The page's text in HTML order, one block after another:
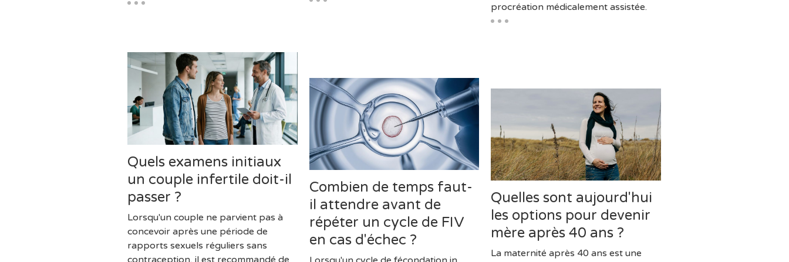
procréation médicalement assistée.
Quels examens initiaux
un couple infertile doit-il
passer ?
Lorsqu'un couple ne parvient pas à
concevoir après une période de
rapports sexuels réguliers sans
contraception, il est recommandé de
Combien de temps faut-
il attendre avant de
répéter un cycle de FIV
en cas d'échec ?
Quelles sont aujourd'hui
les options pour devenir
mère après 40 ans ?
La maternité après 40 ans est une